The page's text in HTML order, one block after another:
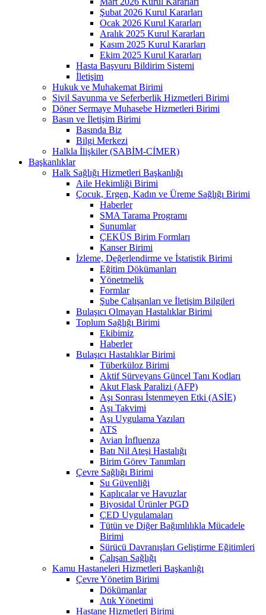
Şubat 2026 Kurul Kararları
Ocak 2026 Kurul Kararları
Aralık 2025 Kurul Kararları
Kasım 2025 Kurul Kararları
Ekim 2025 Kurul Kararları
Hasta Başvuru Bildirim Sistemi
İletişim
Hukuk ve Muhakemat Birimi
Sivil Savunma ve Seferberlik Hizmetleri Birimi
Döner Sermaye Muhasebe Hizmetleri Birimi
Basın ve İletişim Birimi
Basında Biz
Bilgi Merkezi
Halkla İlişkiler (SABİM-CİMER)
Başkanlıklar
Halk Sağlığı Hizmetleri Başkanlığı
Aile Hekimliği Birimi
Çocuk, Ergen, Kadın ve Üreme Sağlığı Birimi
Haberler
SMA Tarama Programı
Sunumlar
ÇEKÜS Birim Formları
Kanser Birimi
İzleme, Değerlendirme ve İstatistik Birimi
Eğitim Dökümanları
Yönetmelik
Formlar
Şube Çalışanları ve İletişim Bilgileri
Bulaşıcı Olmayan Hastalıklar Birimi
Toplum Sağlığı Birimi
Ekibimiz
Haberler
Bulaşıcı Hastalıklar Birimi
Tüberküloz Birimi
Aktif Sürveyans Güncel Tanı Kodları
Akut Flask Paralizi (AFP)
Aşı Sonrası İstenmeyen Etki (ASİE)
Aşı Takvimi
Aşı Uygulama Yazıları
ATS
Avian İnfluenza
Batı Nil Ateşi Hastalığı
Birim Görev Tanımları
Çevre Sağlığı Birimi
Su Güvenliği
Kaplıcalar ve Havuzlar
Biyosidal Ürünler PGD
ÇED Uygulamaları
Tütün ve Diğer Bağımlılıkla Mücadele
Birimi
Sürücü Davranışları Geliştirme Eğitimleri
Çalışan Sağlığı
Kamu Hastaneleri Hizmetleri Başkanlığı
Çevre Yönetim Birimi
Dökümanlar
Atık Yönetimi
Hastane Hizmetleri Birimi